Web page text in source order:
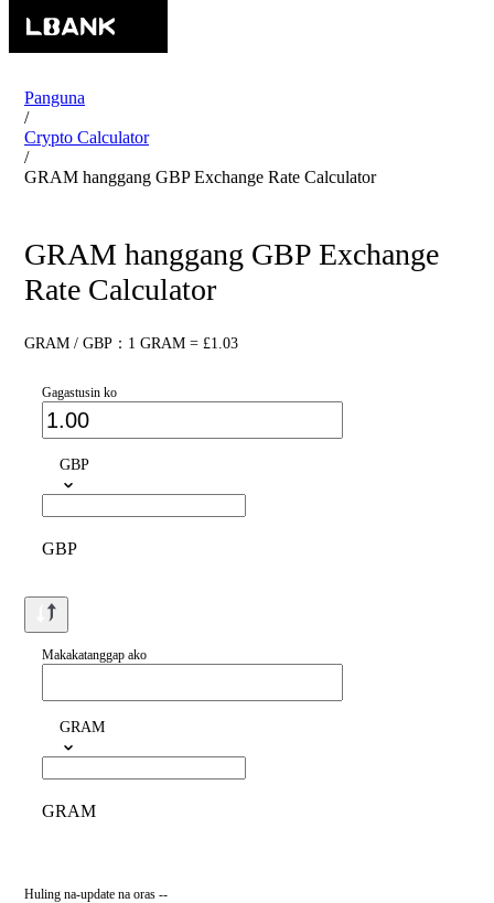
Panguna
/
Crypto Calculator
/
GRAM hanggang GBP Exchange Rate Calculator
GRAM hanggang GBP Exchange
Rate Calculator
GRAM / GBP：1 GRAM = £1.03
Gagastusin ko
GBP
GBP
Makakatanggap ako
GRAM
GRAM
Huling na-update na oras --